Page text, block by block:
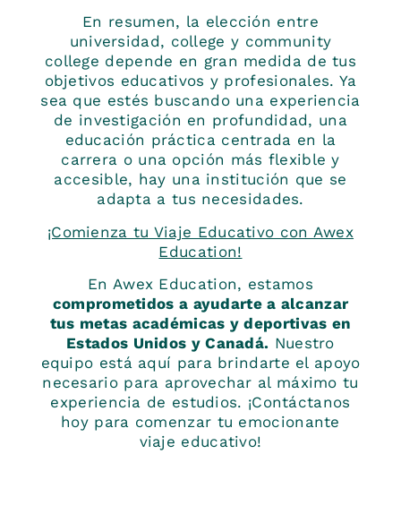
En resumen, la elección entre
universidad, college y community
college depende en gran medida de tus
objetivos educativos y profesionales. Ya
sea que estés buscando una experiencia
de investigación en profundidad, una
educación práctica centrada en la
carrera o una opción más flexible y
accesible, hay una institución que se
adapta a tus necesidades.
¡Comienza tu Viaje Educativo con Awex
Education!
En Awex Education, estamos
comprometidos a ayudarte a alcanzar
tus metas académicas y deportivas en
Estados Unidos y Canadá. Nuestro
equipo está aquí para brindarte el apoyo
necesario para aprovechar al máximo tu
experiencia de estudios. ¡Contáctanos
hoy para comenzar tu emocionante
viaje educativo!